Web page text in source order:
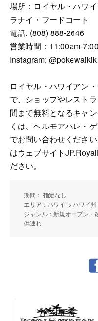
場所：ロイヤル・ハワ
ラナイ・フードコート
電話: (808) 888-2646
営業時間：11:00am-
Instagram:
ロイヤル・ハワイアン
で、ショップやレスト
間まで無料となるキャ
くは、ヘルモアハレ・
でお問い合わせくださ
はウェブサイト
ださい。
期間： 指定なし
エリア：ハワイ > ハワイ
ジャンル：新規オープン・
供連れ